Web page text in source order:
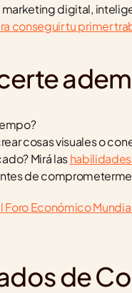
marketing digital,
conseguir tu primer
cosas visuales o
Mirá las
de comprometerme
Foro Económico
de